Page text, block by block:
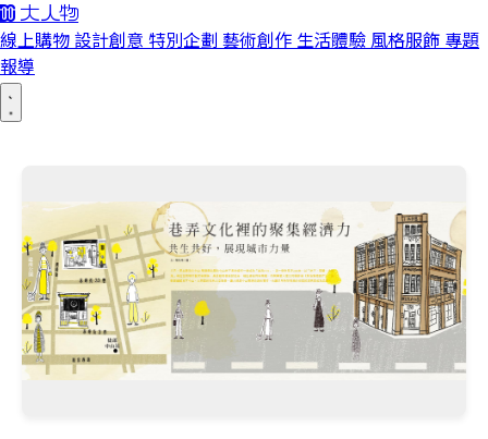
線上購物 設計創意 特別企劃 藝術創作 生活體驗 風格服飾 專題
報導